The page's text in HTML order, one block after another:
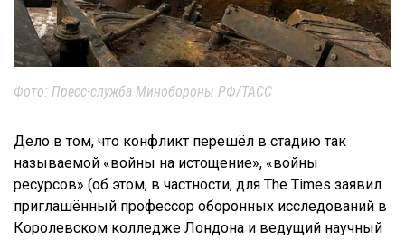
Фото: Пресс-служба Минобороны РФ/ТАСС
Дело в том, что конфликт перешёл в стадию так
называемой «войны на истощение», «войны
ресурсов» (об этом, в частности, для The Times заявил
приглашённый профессор оборонных исследований в
Королевском колледже Лондона и ведущий научный